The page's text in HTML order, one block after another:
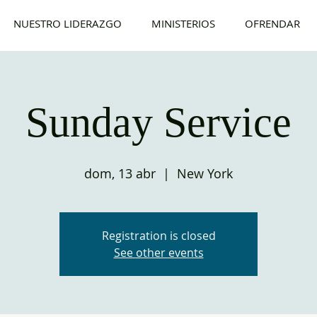
NUESTRO LIDERAZGO MINISTERIOS OFRENDAR
Sunday Service
dom, 13 abr
  |
New York
Registration is closed
See other events